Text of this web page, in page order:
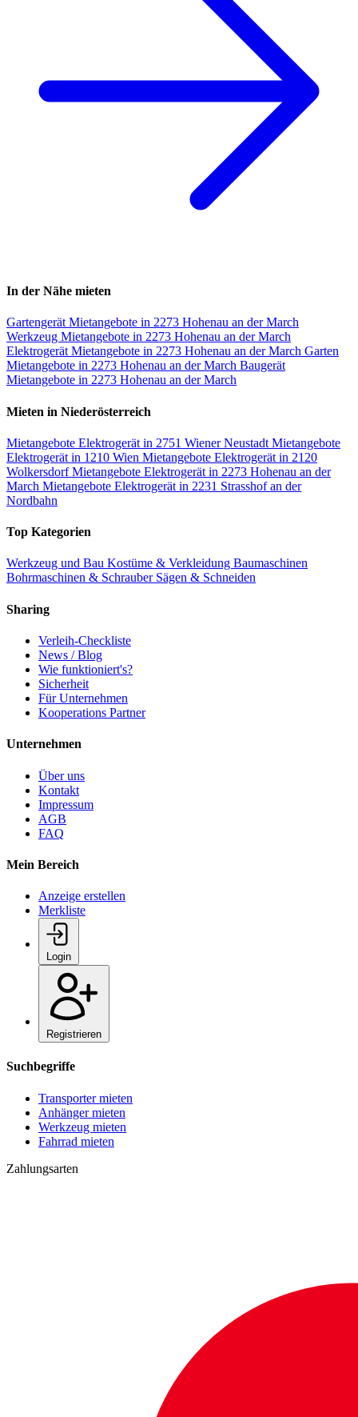
In der Nähe mieten
Gartengerät Mietangebote in 2273 Hohenau an der March
Werkzeug Mietangebote in 2273 Hohenau an der March
Elektrogerät Mietangebote in 2273 Hohenau an der March Garten
Mietangebote in 2273 Hohenau an der March Baugerät
Mietangebote in 2273 Hohenau an der March
Mieten in Niederösterreich
Mietangebote Elektrogerät in 2751 Wiener Neustadt Mietangebote
Elektrogerät in 1210 Wien Mietangebote Elektrogerät in 2120
WolkersdorfMietangebote Elektrogerät in 2273 Hohenau an der
March Mietangebote Elektrogerät in 2231 Strasshof an der
Nordbahn
Top Kategorien
Werkzeug und Bau Kostüme & Verkleidung Baumaschinen
Bohrmaschinen & Schrauber Sägen & Schneiden
Sharing
Verleih-Checkliste
News / Blog
Wie funktioniert's?
Sicherheit
Für Unternehmen
Kooperations Partner
Unternehmen
Über uns
Kontakt
Impressum
AGB
FAQ
Mein Bereich
Anzeige erstellen
Merkliste
Login
Registrieren
Suchbegriffe
Transporter mieten
Anhänger mieten
Werkzeug mieten
Fahrrad mieten
Zahlungsarten